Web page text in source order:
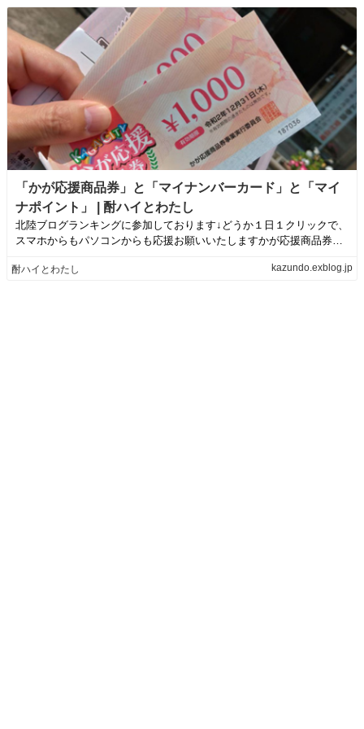
「かが応援商品券」と「マイナンバーカード」と「マイ
ナポイント」 | 酎ハイとわたし
北陸ブログランキングに参加しております↓どうか１日１クリックで、
スマホからもパソコンからも応援お願いいたしますかが応援商品券も
酎ハイとわたし kazundo.exblog.jp